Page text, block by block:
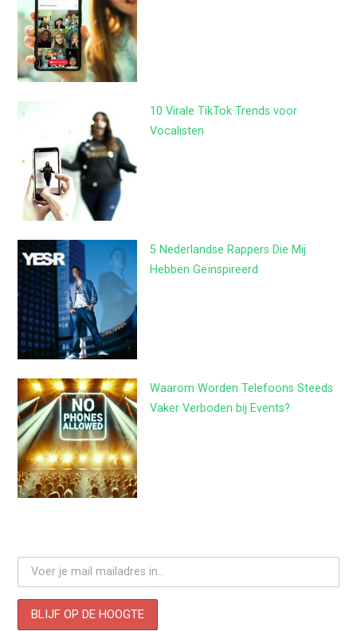
10 Virale TikTok Trends voor
Vocalisten
5 Nederlandse Rappers Die Mij
Hebben Geïnspireerd
Waarom Worden Telefoons Steeds
Vaker Verboden bij Events?